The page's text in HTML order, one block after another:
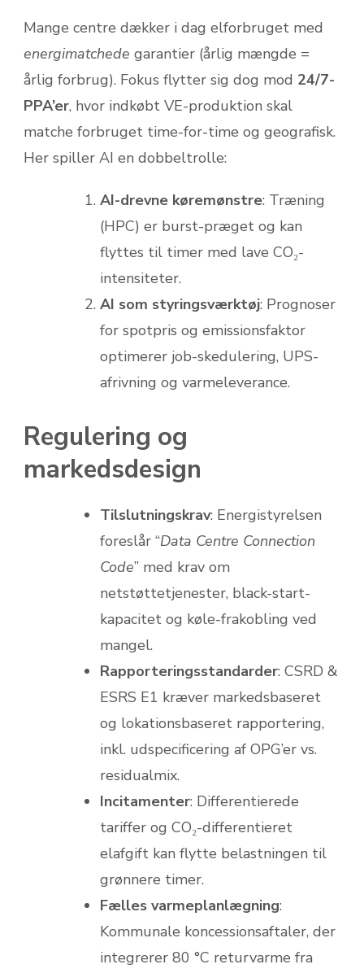
Mange centre dækker i dag elforbruget med
energimatchede garantier (årlig mængde =
årlig forbrug). Fokus flytter sig dog mod 24/7-
PPA’er, hvor indkøbt VE-produktion skal
matche forbruget time-for-time og geografisk.
Her spiller AI en dobbeltrolle:
AI-drevne køremønstre: Træning
(HPC) er burst-præget og kan
flyttes til timer med lave CO₂-
intensiteter.
AI som styringsværktøj: Prognoser
for spotpris og emissionsfaktor
optimerer job-skedulering, UPS-
afrivning og varmeleverance.
Regulering og
markedsdesign
Tilslutningskrav: Energistyrelsen
foreslår “Data Centre Connection
Code” med krav om
netstøttetjenester, black-start-
kapacitet og køle-frakobling ved
mangel.
Rapporteringsstandarder: CSRD &
ESRS E1 kræver markedsbaseret
og lokationsbaseret rapportering,
inkl. udspecificering af OPG’er vs.
residualmix.
Incitamenter: Differentierede
tariffer og CO₂-differentieret
elafgift kan flytte belastningen til
grønnere timer.
Fælles varmeplanlægning:
Kommunale koncessionsaftaler, der
integrerer 80 °C returvarme fra